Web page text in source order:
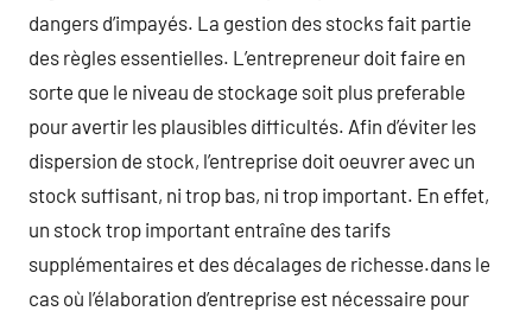
dangers d’impayés. La gestion des stocks fait partie
des règles essentielles. L’entrepreneur doit faire en
sorte que le niveau de stockage soit plus preferable
pour avertir les plausibles difficultés. Afin d’éviter les
dispersion de stock, l’entreprise doit oeuvrer avec un
stock suffisant, ni trop bas, ni trop important. En effet,
un stock trop important entraîne des tarifs
supplémentaires et des décalages de richesse.dans le
cas où l’élaboration d’entreprise est nécessaire pour